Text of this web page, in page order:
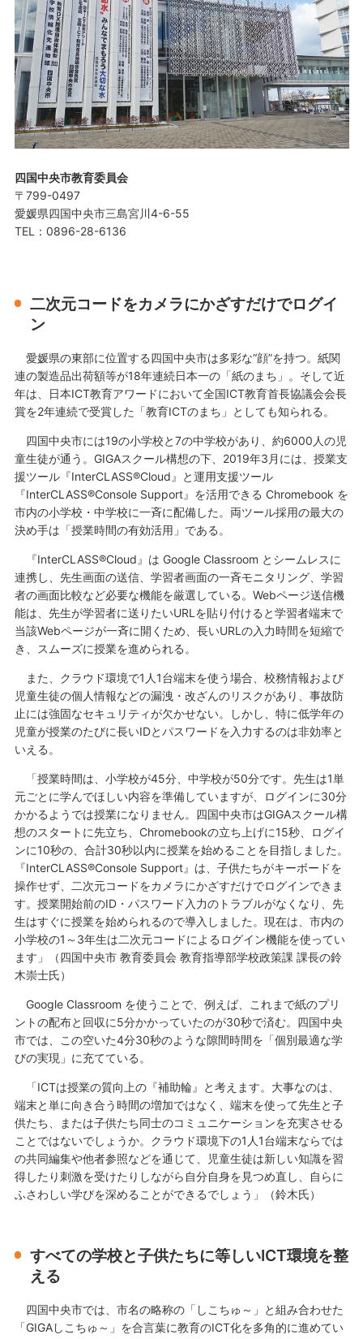
四国中央市教育委員会
〒799-0497
愛媛県四国中央市三島宮川4-6-55
TEL：0896-28-6136
二次元コードをカメラにかざすだけでログイ
ン
愛媛県の東部に位置する四国中央市は多彩な“顔”を持つ。紙関
連の製造品出荷額等が18年連続日本一の「紙のまち」。そして近
年は、日本ICT教育アワードにおいて全国ICT教育首長協議会会長
賞を2年連続で受賞した「教育ICTのまち」としても知られる。
四国中央市には19の小学校と7の中学校があり、約6000人の児
童生徒が通う。GIGAスクール構想の下、2019年3月には、授業支
援ツール『InterCLASS®Cloud』と運用支援ツール
『InterCLASS®Console Support』を活用できる Chromebook を
市内の小学校・中学校に一斉に配備した。両ツール採用の最大の
決め手は「授業時間の有効活用」である。
『InterCLASS®Cloud』は Google Classroom とシームレスに
連携し、先生画面の送信、学習者画面の一斉モニタリング、学習
者の画面比較など必要な機能を厳選している。Webページ送信機
能は、先生が学習者に送りたいURLを貼り付けると学習者端末で
当該Webページが一斉に開くため、長いURLの入力時間を短縮で
き、スムーズに授業を進められる。
また、クラウド環境で1人1台端末を使う場合、校務情報および
児童生徒の個人情報などの漏洩・改ざんのリスクがあり、事故防
止には強固なセキュリティが欠かせない。しかし、特に低学年の
児童が授業のたびに長いIDとパスワードを入力するのは非効率と
いえる。
「授業時間は、小学校が45分、中学校が50分です。先生は1単
元ごとに学んでほしい内容を準備していますが、ログインに30分
かかるようでは授業になりません。四国中央市はGIGAスクール構
想のスタートに先立ち、Chromebookの立ち上げに15秒、ログイ
ンに10秒の、合計30秒以内に授業を始めることを目指しました。
『InterCLASS®Console Support』は、子供たちがキーボードを
操作せず、二次元コードをカメラにかざすだけでログインできま
す。授業開始前のID・パスワード入力のトラブルがなくなり、先
生はすぐに授業を始められるので導入しました。現在は、市内の
小学校の1～3年生は二次元コードによるログイン機能を使ってい
ます」（四国中央市 教育委員会 教育指導部学校政策課 課長の鈴
木崇士氏）
Google Classroom を使うことで、例えば、これまで紙のプリ
ントの配布と回収に5分かかっていたのが30秒で済む。四国中央
市では、この空いた4分30秒のような隙間時間を「個別最適な学
びの実現」に充てている。
「ICTは授業の質向上の『補助輪』と考えます。大事なのは、
端末と単に向き合う時間の増加ではなく、端末を使って先生と子
供たち、または子供たち同士のコミュニケーションを充実させる
ことではないでしょうか。クラウド環境下の1人1台端末ならでは
の共同編集や他者参照などを通じて、児童生徒は新しい知識を習
得したり刺激を受けたりしながら自分自身を見つめ直し、自らに
ふさわしい学びを深めることができるでしょう」（鈴木氏）
すべての学校と子供たちに等しいICT環境を整
える
四国中央市では、市名の略称の「しこちゅ～」と組み合わせた
「GIGAしこちゅ～」を合言葉に教育のICT化を多角的に進めてい